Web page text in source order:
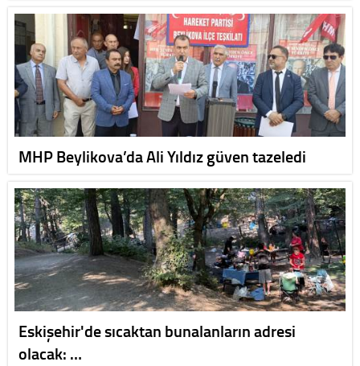
MHP Beylikova’da Ali Yıldız güven tazeledi
Eskişehir'de sıcaktan bunalanların adresi
olacak: …